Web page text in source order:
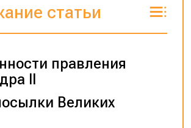
статьи
правления
II
Великих